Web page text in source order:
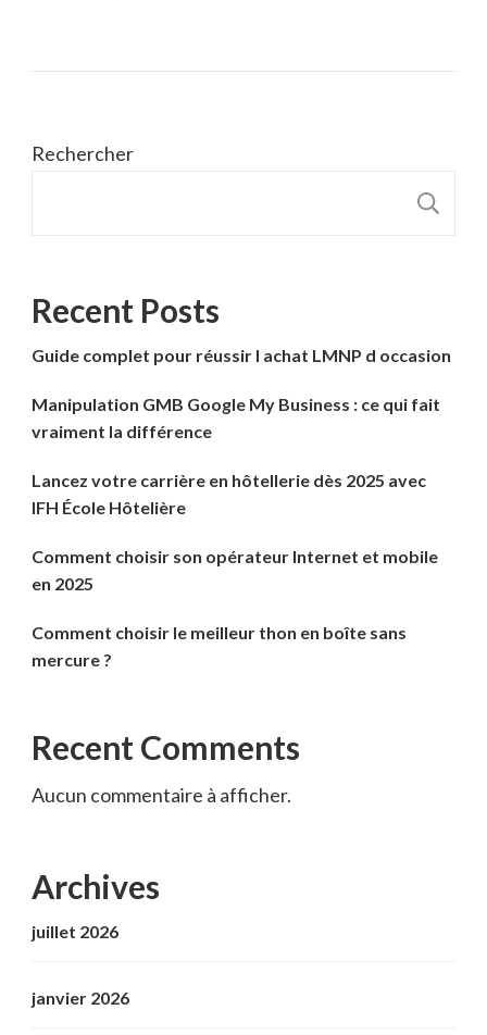
Rechercher
Recent Posts
Guide complet pour réussir l achat LMNP d occasion
Manipulation GMB Google My Business : ce qui fait
vraiment la différence
Lancez votre carrière en hôtellerie dès 2025 avec
IFH École Hôtelière
Comment choisir son opérateur Internet et mobile
en 2025
Comment choisir le meilleur thon en boîte sans
mercure ?
Recent Comments
Aucun commentaire à afficher.
Archives
juillet 2026
janvier 2026